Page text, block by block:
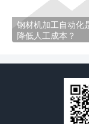
钢材机加工自动化
降低人工成本？